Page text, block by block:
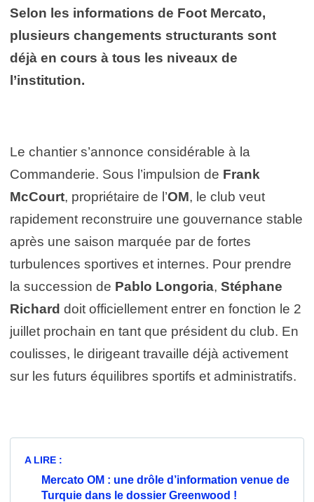
Selon les informations de Foot Mercato,
plusieurs changements structurants sont
déjà en cours à tous les niveaux de
l’institution.
Le chantier s’annonce considérable à la
Commanderie. Sous l’impulsion de Frank
McCourt, propriétaire de l’OM, le club veut
rapidement reconstruire une gouvernance stable
après une saison marquée par de fortes
turbulences sportives et internes. Pour prendre
la succession de Pablo Longoria, Stéphane
Richard doit officiellement entrer en fonction le 2
juillet prochain en tant que président du club. En
coulisses, le dirigeant travaille déjà activement
sur les futurs équilibres sportifs et administratifs.
A LIRE :
Mercato OM : une drôle d’information venue de
Turquie dans le dossier Greenwood !